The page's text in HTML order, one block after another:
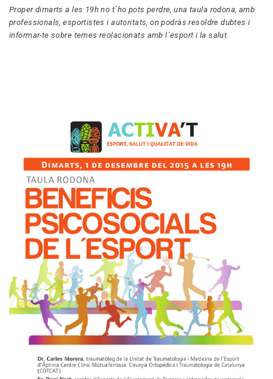
Proper dimarts a les 19h no t´ho pots perdre, una taula rodona, amb
professionals, esportistes i autoritats, on podràs resoldre dubtes i
informar-te sobre temes reolacionats amb l´esport i la salut.